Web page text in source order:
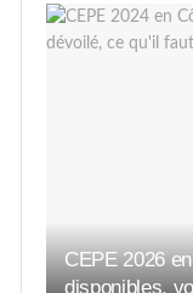
CEPE 2026
disponibles,